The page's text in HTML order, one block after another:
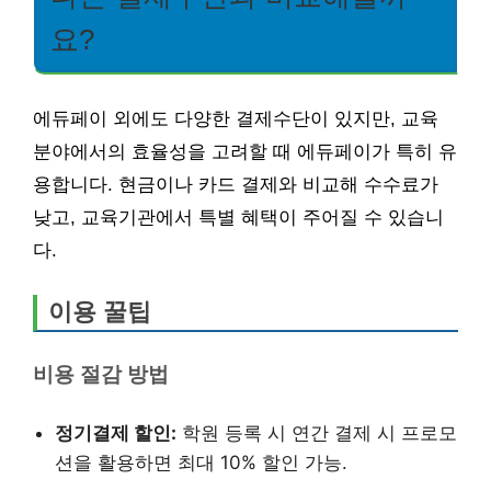
요?
에듀페이 외에도 다양한 결제수단이 있지만, 교육
분야에서의 효율성을 고려할 때 에듀페이가 특히 유
용합니다. 현금이나 카드 결제와 비교해 수수료가
낮고, 교육기관에서 특별 혜택이 주어질 수 있습니
다.
이용 꿀팁
비용 절감 방법
정기결제 할인: 학원 등록 시 연간 결제 시 프로모
션을 활용하면 최대 10% 할인 가능.